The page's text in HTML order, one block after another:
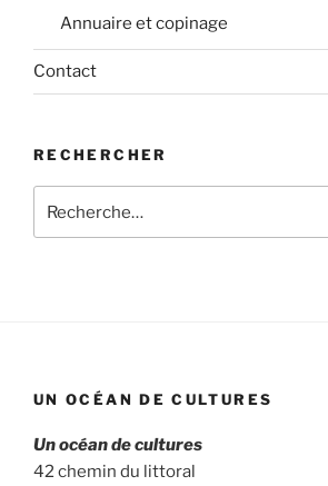
Annuaire et copinage
Contact
RECHERCHER
pour
UN OCÉAN DE CULTURES
Un océan de cultures
42 chemin du littoral